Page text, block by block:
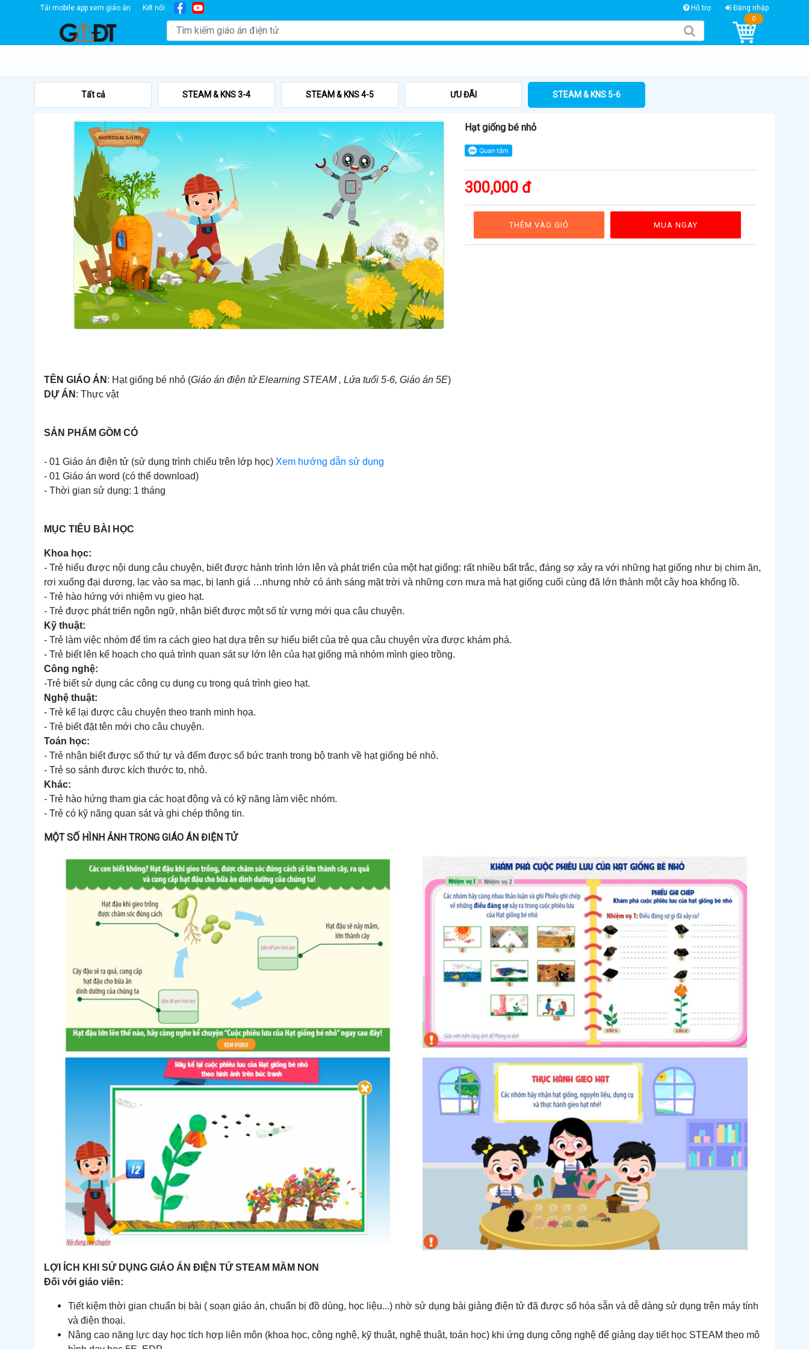
Tải mobile app xem giáo án Kết nối Hỗ trợ Đăng nhập
0
Tất cả STEAM & KNS 3-4 STEAM & KNS 4-5 ƯU ĐÃI STEAM & KNS 5-6
Hạt giống bé nhỏ
300,000 đ
THÊM VÀO GIỎ MUA NGAY
TÊN GIÁO ÁN : Hạt giống bé nhỏ (Giáo án điện tử Elearning STEAM , Lứa tuổi 5-6, Giáo án 5E)
DỰ ÁN : Thực vật
SẢN PHẨM GỒM CÓ
- 01 Giáo án điện tử (sử dụng trình chiếu trên lớp học) Xem hướng dẫn sử dụng
- 01 Giáo án word (có thể download)
- Thời gian sử dụng: 1 tháng
MỤC TIÊU BÀI HỌC
Khoa học:
- Trẻ hiểu được nội dung câu chuyện, biết được hành trình lớn lên và phát triển của một hạt giống: rất nhiều bất trắc, đáng sợ xảy ra với những hạt giống như bị chim ăn,
rơi xuống đại dương, lạc vào sa mạc, bị lạnh giá …nhưng nhờ có ánh sáng mặt trời và những cơn mưa mà hạt giống cuối cùng đã lớn thành một cây hoa khổng lồ.
- Trẻ hào hứng với nhiệm vụ gieo hạt.
- Trẻ được phát triển ngôn ngữ, nhận biết được một số từ vựng mới qua câu chuyện.
Kỹ thuật:
- Trẻ làm việc nhóm để tìm ra cách gieo hạt dựa trên sự hiểu biết của trẻ qua câu chuyện vừa được khám phá.
- Trẻ biết lên kế hoạch cho quá trình quan sát sự lớn lên của hạt giống mà nhóm mình gieo trồng.
Công nghệ:
-Trẻ biết sử dụng các công cụ dụng cụ trong quá trình gieo hạt.
Nghệ thuật:
- Trẻ kể lại được câu chuyện theo tranh minh họa.
- Trẻ biết đặt tên mới cho câu chuyện.
Toán học:
- Trẻ nhận biết được số thứ tự và đếm được số bức tranh trong bộ tranh về hạt giống bé nhỏ.
- Trẻ so sánh được kích thước to, nhỏ.
Khác:
- Trẻ hào hứng tham gia các hoạt động và có kỹ năng làm việc nhóm.
- Trẻ có kỹ năng quan sát và ghi chép thông tin.
MỘT SỐ HÌNH ẢNH TRONG GIÁO ÁN ĐIỆN TỬ
LỢI ÍCH KHI SỬ DỤNG GIÁO ÁN ĐIỆN TỬ STEAM MẦM NON
Đối với giáo viên:
Tiết kiệm thời gian chuẩn bị bài ( soạn giáo án, chuẩn bị đồ dùng, học liệu...) nhờ sử dụng bài giảng điện tử đã được số hóa sẵn và dễ dàng sử dụng trên máy tính
và điện thoại.
Nâng cao năng lực dạy học tích hợp liên môn (khoa học, công nghệ, kỹ thuật, nghệ thuật, toán học) khi ứng dụng công nghệ để giảng dạy tiết học STEAM theo mô